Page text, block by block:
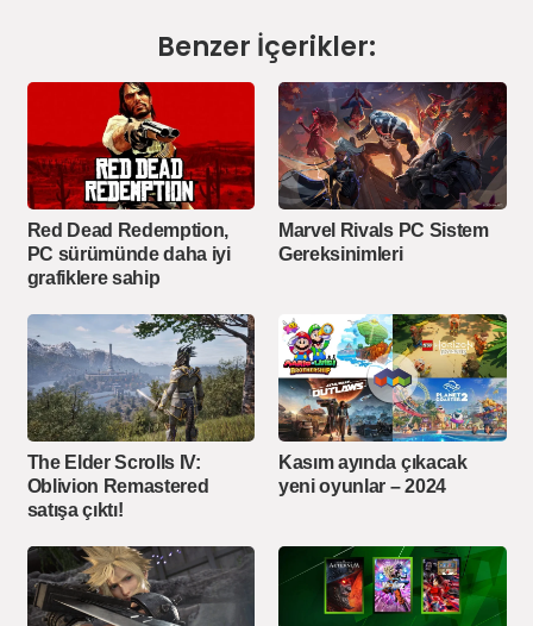
Benzer İçerikler:
Red Dead Redemption,
PC sürümünde daha iyi
grafiklere sahip
Marvel Rivals PC Sistem
Gereksinimleri
The Elder Scrolls IV:
Oblivion Remastered
satışa çıktı!
Kasım ayında çıkacak
yeni oyunlar – 2024